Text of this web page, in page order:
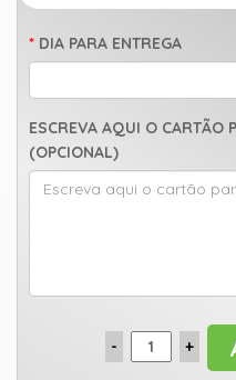
DIA PARA ENTREGA
ESCREVA AQUI O CARTÃO
(OPCIONAL)